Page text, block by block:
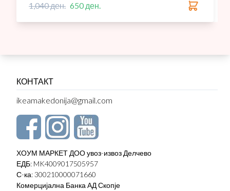
1,040 ден. 650 ден.
КОНТАКТ
ikeamakedonija@gmail.com
ХОУМ МАРКЕТ ДОО увоз-извоз Делчево
ЕДБ: MK4009017505957
С-ка: 300210000071660
Комерцијална Банка АД Скопје